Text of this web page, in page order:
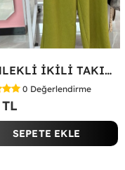
GÖMLEKLİ İKİLİ TAKIM Yeşil
0 Değerlendirme
SEPETE EKLE